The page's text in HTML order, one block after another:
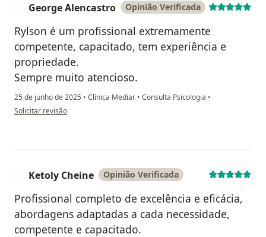
George Alencastro Opinião Verificada
Rylson é um profissional extremamente
competente, capacitado, tem experiência e
propriedade.
Sempre muito atencioso.
25 de junho de 2025 • Clínica Mediar • Consulta Psicologia •
na opinião do utilizador George Alencastro
Solicitar revisão
Ketoly Cheine Opinião Verificada
Profissional completo de excelência e eficácia,
abordagens adaptadas a cada necessidade,
competente e capacitado.